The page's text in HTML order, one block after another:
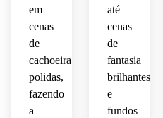
pinceladas
expressivas
com
design
nítidas,
detalhamento,
profundidade
imersiva,
em
cenas
de
cachoeira
polidas,
fazendo
a
até
cenas
de
fantasia
brilhantes
e
fundos